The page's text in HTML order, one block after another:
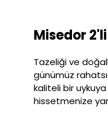
Misedor
Tazeliği ve
günümüz
kaliteli bir
hissetmenize